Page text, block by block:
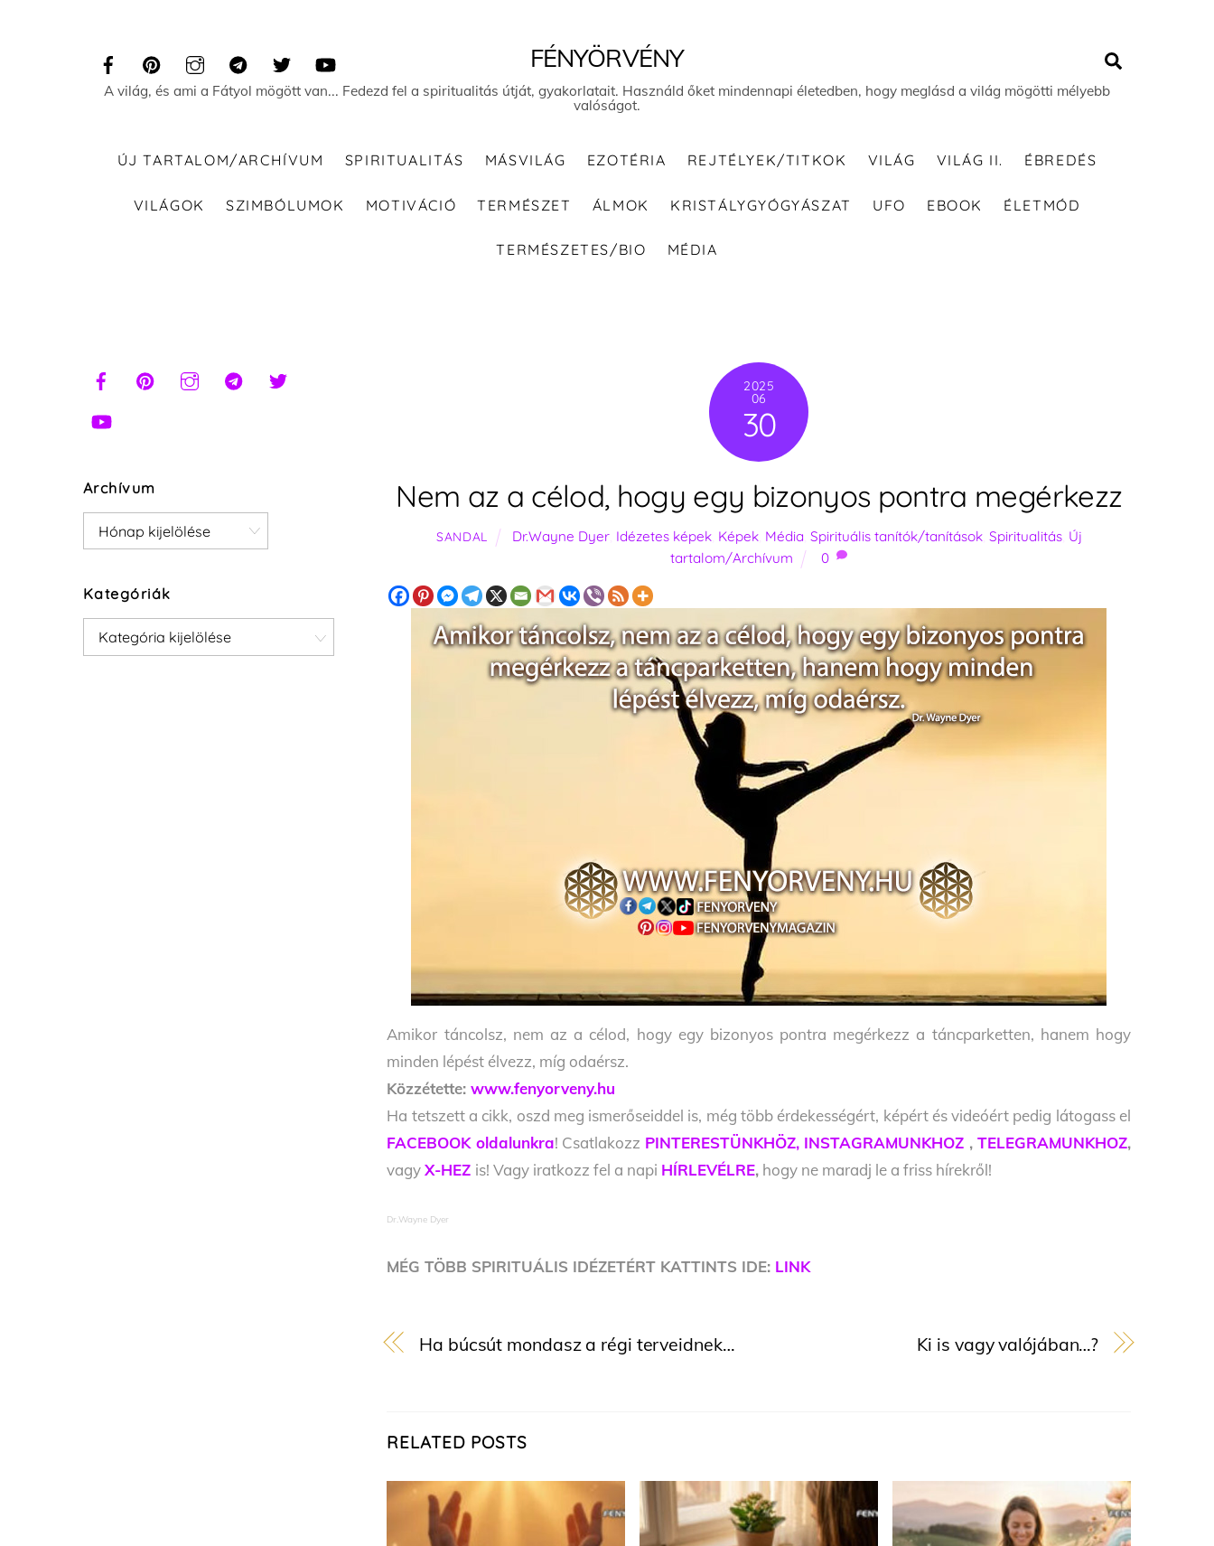
FÉNYÖRVÉNY
A világ, és ami a Fátyol mögött van... Fedezd fel a spiritualitás útját, gyakorlatait. Használd őket mindennapi életedben, hogy meglásd a világ mögötti mélyebb
valóságot.
ÚJ TARTALOM/ARCHÍVUM SPIRITUALITÁS MÁSVILÁG EZOTÉRIA REJTÉLYEK/TITKOK VILÁG VILÁG II. ÉBREDÉS
VILÁGOK SZIMBÓLUMOK MOTIVÁCIÓ TERMÉSZET ÁLMOK KRISTÁLYGYÓGYÁSZAT UFO EBOOK ÉLETMÓD
TERMÉSZETES/BIO MÉDIA
2025
06
30
Nem az a célod, hogy egy bizonyos pontra megérkezz
SANDAL Dr.Wayne Dyer, Idézetes képek, Képek, Média Spirituális tanítók/tanítások, Spiritualitás, Új
tartalom/Archívum
0
Amikor táncolsz, nem az a célod, hogy egy bizonyos pontra megérkezz a táncparketten, hanem hogy
minden lépést élvezz, míg odaérsz.
Közzétette:www.fenyorveny.hu
Ha tetszett a cikk, oszd meg ismerőseiddel is, még több érdekességért, képért és videóért pedig látogass el
FACEBOOK oldalunkra! Csatlakozz PINTERESTÜNKHÖZ, INSTAGRAMUNKHOZ , TELEGRAMUNKHOZ,
vagyX-HEZ is! Vagy iratkozz fel a napi HÍRLEVÉLRE, hogy ne maradj le a friss hírekről!
Dr.Wayne Dyer
MÉG TÖBB SPIRITUÁLIS IDÉZETÉRT KATTINTS IDE: LINK
Ha búcsút mondasz a régi terveidnek… Ki is vagy valójában…?
RELATED POSTS
Archívum
Archívum
Kategóriák
Kategóriák